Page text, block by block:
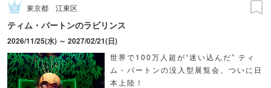
東京都 江東区
ティム・バートンのラビリンス
2026/11/25(水) ～ 2027/02/21(日)
世界で100万人超が“迷い込んだ” ティ
ム・バートンの没入型展覧会、ついに日
本上陸！